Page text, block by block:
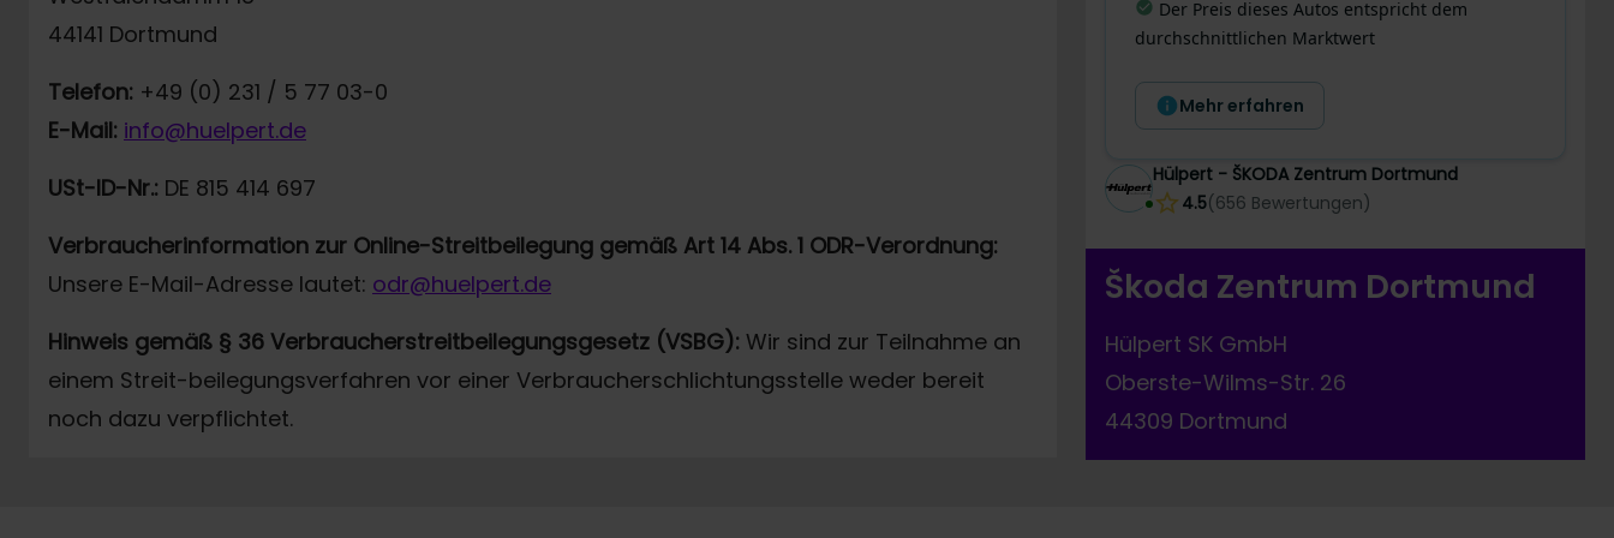
44141 Dortmund
Telefon: +49 (0) 231 / 5 77 03-0
E-Mail: info@huelpert.de
USt-ID-Nr.: DE 815 414 697
Verbraucherinformation zur Online-Streitbeilegung gemäß Art 14 Abs. 1 ODR-Verordnung:
Unsere E-Mail-Adresse lautet: odr@huelpert.de
Hinweis gemäß § 36 Verbraucherstreitbeilegungsgesetz (VSBG): Wir sind zur Teilnahme an
einem Streit-beilegungsverfahren vor einer Verbraucherschlichtungsstelle weder bereit
noch dazu verpflichtet.
Der Preis dieses Autos entspricht dem
durchschnittlichen Marktwert
Letzte Preisänderung:
Mehr erfahren
Hülpert - ŠKODA Zentrum Dortmund
4.5(656 Bewertungen)
Škoda Zentrum Dortmund
Hülpert SK GmbH
Oberste-Wilms-Str. 26
44309 Dortmund